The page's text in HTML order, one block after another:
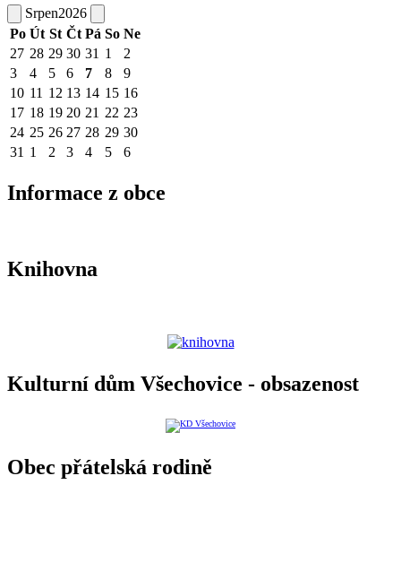
Srpen2026
Po Út St Čt Pá So Ne
27 28 29 30 31 1
2
3
4 5 6 7 8
9
10 11 12 13 14 15 16
17 18 19 20 21 22 23
24 25 26 27 28 29 30
31 1 2 3 4 5 6
Informace z obce
Knihovna
Kulturní dům Všechovice - obsazenost
Obec přátelská rodině